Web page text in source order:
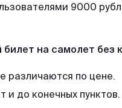
9000
на самолет без
различаются по цене.
до конечных пунктов.